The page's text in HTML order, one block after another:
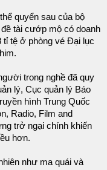
quyển sau của bộ
tài cướp mộ có doanh
tỉ tệ ở phòng vé Đại lục
trong nghề đã quy
lý, Cục quản lý Báo
hình Trung Quốc
Radio, Film and
trở ngại chính khiến
hơn.
như ma quái và